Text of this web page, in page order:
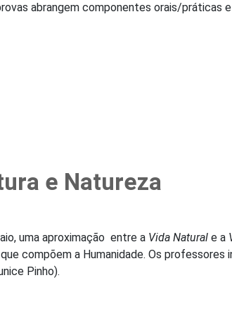
abrangem componentes orais/práticas
e Natureza
uma aproximação entre a Vida Natural e a
compõem a Humanidade. Os
Pinho).